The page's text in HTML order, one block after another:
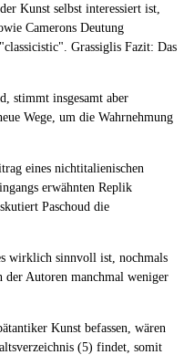
Kunst selbst interessiert ist,
Camerons Deutung
Grassiglis Fazit: Das
stimmt insgesamt aber
Wege, um die Wahrnehmung
eines nichtitalienischen
erwähnten Replik
Paschoud die
wirklich sinnvoll ist, nochmals
der Autoren manchmal weniger
Kunst befassen, wären
(5) findet, somit